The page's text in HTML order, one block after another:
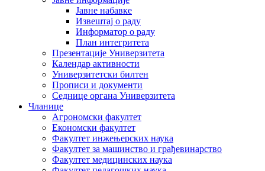
Јавне набавке
Извештај о раду
Информатор о раду
План интегритета
Презентације Универзитета
Календар активности
Универзитетски билтен
Прописи и документи
Седнице органа Универзитета
Чланице
Агрономски факултет
Економски факултет
Факултет инжењерских наука
Факултет за машинство и грађевинарство
Факултет медицинских наука